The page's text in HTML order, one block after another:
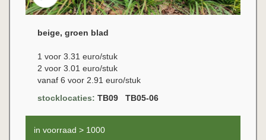
beige, groen blad
1 voor 3.31 euro/stuk
2 voor 3.01 euro/stuk
vanaf 6 voor 2.91 euro/stuk
stocklocaties: TB09 TB05-06
in voorraad > 1000